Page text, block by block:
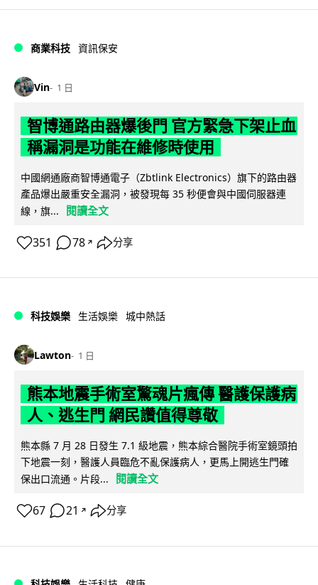
商業科技 資訊保安
Vin 1 日
智博通路由器爆後門 官方緊急下架止血
稱漏洞是功能在維修時使用
中國網通廠商智博通電子（Zbtlink Electronics）旗下的路由器
產品爆出嚴重安全漏洞，被發現每 35 秒便會與中國伺服器連
線，旗...
閱讀全文
351 78 ↗ 分享
科技娛樂 生活娛樂 城中熱話
Lawton 1 日
熊本地震手術室驚魂片瘋傳 醫護保護病
人、逃生門 網民讚值得尊敬
熊本縣 7 月 28 日發生 7.1 級地震，熊本綜合醫院手術室鏡頭拍
下地震一刻，醫護人員臨危不亂保護病人，更馬上開逃生門確
保出口流通。片段...
閱讀全文
67 21 ↗ 分享